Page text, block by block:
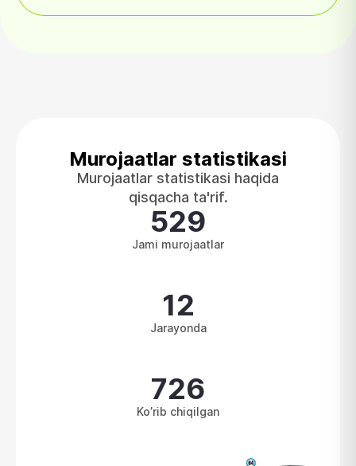
Murojaatlar statistikasi
Murojaatlar statistikasi haqida
qisqacha ta'rif.
529
Jami murojaatlar
12
Jarayonda
726
Ko’rib chiqilgan